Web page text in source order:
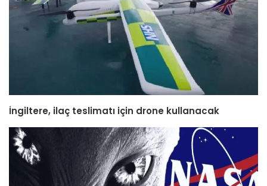
İngiltere, ilaç teslimatı için drone kullanacak